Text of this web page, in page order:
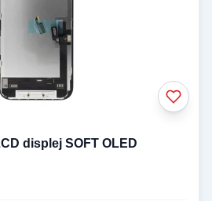
displej SOFT OLED